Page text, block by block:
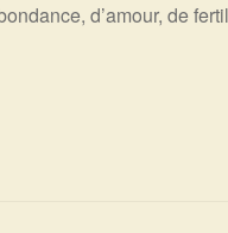
d’amour, de